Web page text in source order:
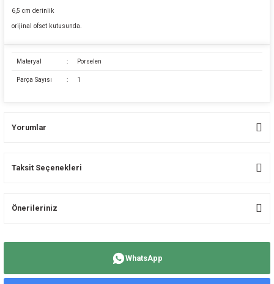
6,5 cm derinlik
orijinal ofset kutusunda.
Materyal : Porselen
Parça Sayısı : 1
Yorumlar
Taksit Seçenekleri
Önerileriniz
WhatsApp